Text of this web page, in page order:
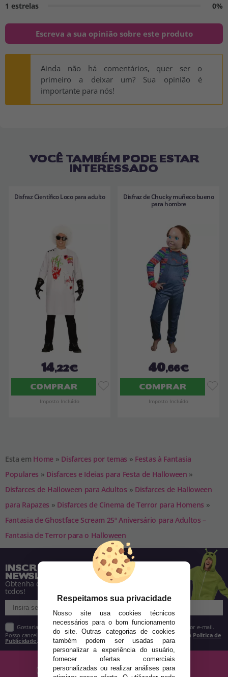
1 estrelas
0%
Escreva a sua opinião sobre este produto
Ainda não há comentários, quer ser o
primeiro a deixar um? Sua opinião é
importante para nós!
VOCÊ TAMBÉM PODE ESTAR
INTERESSADO
Disfraz Científico Loco para adulto
14,22€
COMPRAR
Imposto Incluído
Disfraz de Chucky muñeco bueno
para hombre
40,66€
COMPRAR
Imposto Incluído
Esta em Home » Disfarces por temas » Festas à Fantasia
Populares » Disfarces e Ideias para Festa de Halloween »
Disfarces de Halloween para Adultos » Disfarces de Halloween
para Rapazes » Disfarces de Cinema de Terror para Homens »
Fantasia de Ghostface Scream 25º Aniversário para Adultos –
Fantasia de Terror para o Halloween
INSCREVA-SE NA NOSSA
NEWSLETTER
Obtenha descontos e saiba de tudo antes de
todos!
Gostaria de receber descontos exclusivos, novidades e tendências por e-mail.
Posso cancelar a inscrição a qualquer momento, conforme estipulado na Política de
Publicidade
Respeitamos sua privacidade
Nosso site usa cookies técnicos
necessários para o bom funcionamento
do site. Outras categorias de cookies
também podem ser usadas para
personalizar a experiência do usuário,
fornecer ofertas comerciais
personalizadas ou realizar análises para